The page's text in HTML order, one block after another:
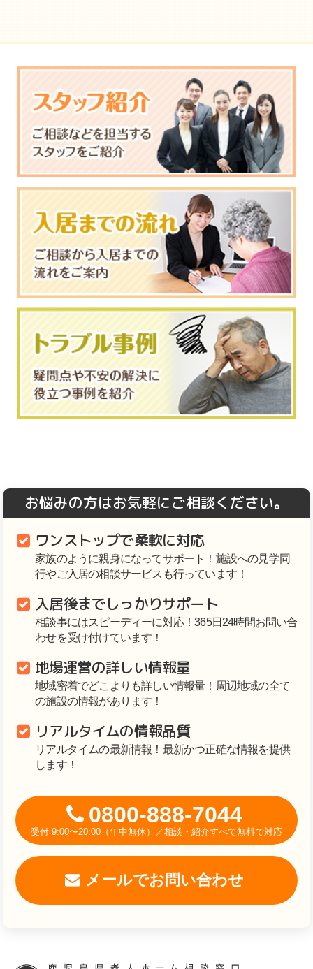
お悩みの方はお気軽にご相談ください。
ワンストップで柔軟に対応
家族のように親身になってサポート！施設への見学同
行やご入居の相談サービスも行っています！
入居後までしっかりサポート
相談事にはスピーディーに対応！365日24時間お問い合
わせを受け付けています！
地場運営の詳しい情報量
地域密着でどこよりも詳しい情報量！周辺地域の全て
の施設の情報があります！
リアルタイムの情報品質
リアルタイムの最新情報！最新かつ正確な情報を提供
します！
0800-888-7044
受付 9:00〜20:00（年中無休）／相談・紹介すべて無料で対応
メールでお問い合わせ